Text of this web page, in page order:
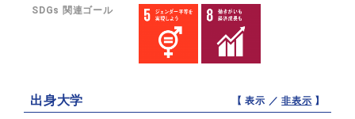
SDGs 関連ゴール
出身大学 【 表示 ／非表示 】